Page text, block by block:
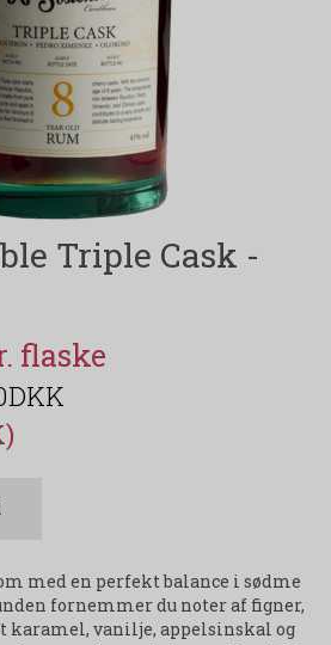
Triple Cask -
med en perfekt balance i sødme
fornemmer du noter af figner,
karamel, vanilje, appelsinskal og